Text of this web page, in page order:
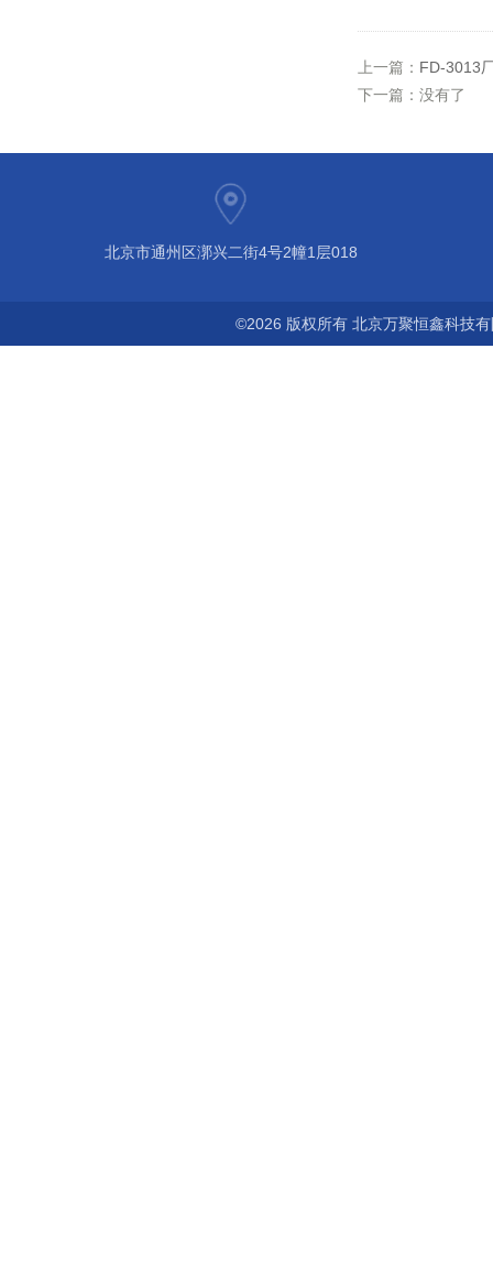
上一篇： FD-3013
下一篇：没有了
北京市通州区漷兴二街4号2幢1层018
©2026 版权所有 北京万聚恒鑫科技